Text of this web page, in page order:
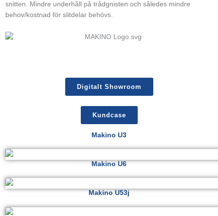
snitten. Mindre underhåll på trådgnisten och således mindre
behov/kostnad för slitdelar behövs.
Digitalt Showroom
Kundcase
Makino U3
Makino U6
Makino U53j